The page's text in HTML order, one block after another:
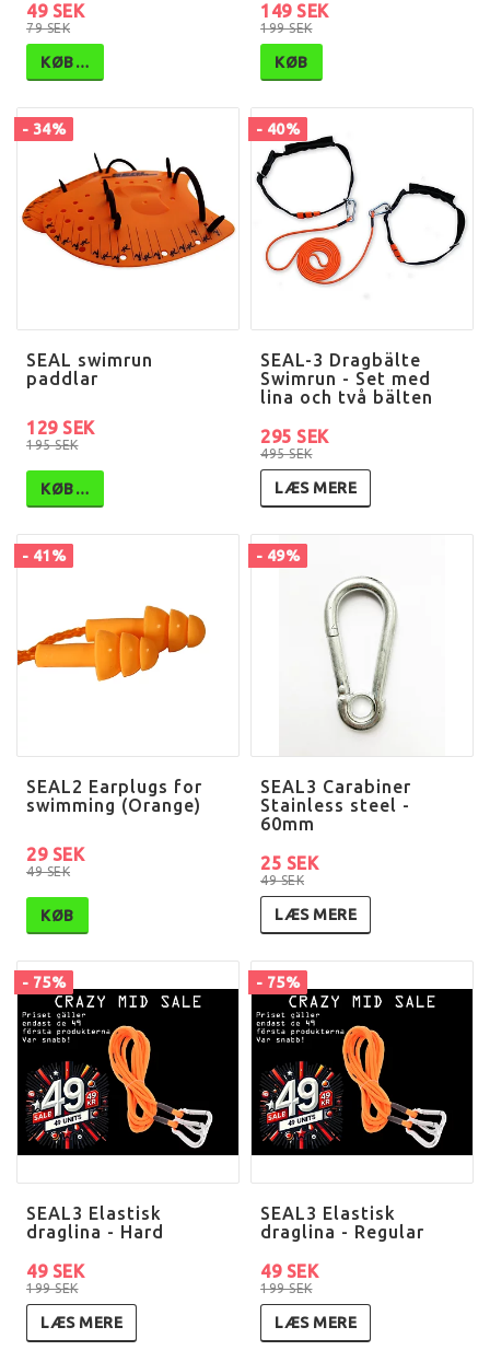
79 SEK
49 SEK
KØB…
199 SEK
149 SEK
KØB
- 34%
SEAL swimrun
paddlar
195 SEK
129 SEK
KØB…
- 40%
SEAL-3 Dragbälte
Swimrun - Set med
lina och två bälten
495 SEK
295 SEK
LÆS MERE
- 41%
SEAL2 Earplugs for
swimming (Orange)
49 SEK
29 SEK
KØB
- 49%
SEAL3 Carabiner
Stainless steel -
60mm
49 SEK
25 SEK
LÆS MERE
- 75%
SEAL3 Elastisk
draglina - Hard
199 SEK
49 SEK
LÆS MERE
- 75%
SEAL3 Elastisk
draglina - Regular
199 SEK
49 SEK
LÆS MERE